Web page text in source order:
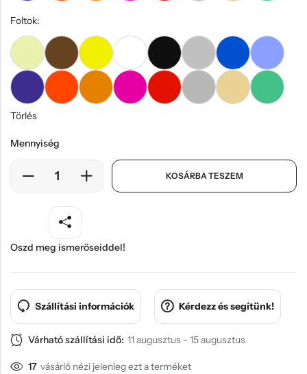
Foltok:
Törlés
Mennyiség
KOSÁRBA TESZEM
Oszd meg ismerőseiddel!
Szállítási információk Kérdezz és segítünk!
Várható szállítási idő: 11 augusztus - 15 augusztus
17 vásárló nézi jelenleg ezt a terméket